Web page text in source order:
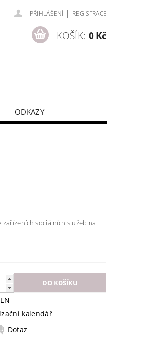
PŘIHLÁŠENÍ | REGISTRACE
KOŠÍK: 0 Kč
ODKAZY
zařízeních sociálních služeb na
kalendář
Dotaz